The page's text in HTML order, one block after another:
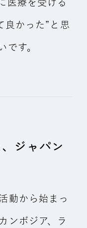
医療を受ける
良かった”と思
です。
ジャパン
動から始まっ
ンボジア、ラ